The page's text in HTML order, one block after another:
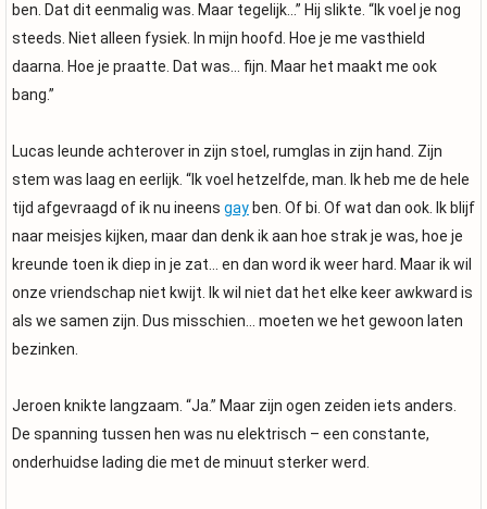
ben. Dat dit eenmalig was. Maar tegelijk…” Hij slikte. “Ik voel je nog
steeds. Niet alleen fysiek. In mijn hoofd. Hoe je me vasthield
daarna. Hoe je praatte. Dat was… fijn. Maar het maakt me ook
bang.”
Lucas leunde achterover in zijn stoel, rumglas in zijn hand. Zijn
stem was laag en eerlijk. “Ik voel hetzelfde, man. Ik heb me de hele
tijd afgevraagd of ik nu ineens gay ben. Of bi. Of wat dan ook. Ik blijf
naar meisjes kijken, maar dan denk ik aan hoe strak je was, hoe je
kreunde toen ik diep in je zat… en dan word ik weer hard. Maar ik wil
onze vriendschap niet kwijt. Ik wil niet dat het elke keer awkward is
als we samen zijn. Dus misschien… moeten we het gewoon laten
bezinken.
Jeroen knikte langzaam. “Ja.” Maar zijn ogen zeiden iets anders.
De spanning tussen hen was nu elektrisch – een constante,
onderhuidse lading die met de minuut sterker werd.